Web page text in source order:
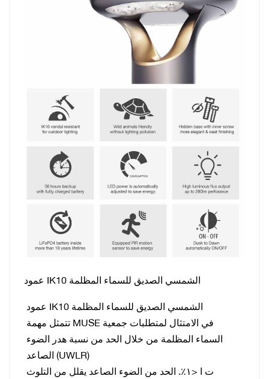
عمود IK10 الشمسي الصديق للسماء المظلمة
عمود IK10 الشمسي الصديق للسماء المظلمة
تتمثل مهمة MUSE في الامتثال لمتطلبات جمعية
السماء المظلمة من خلال الحد من نسبة هدر الضوء
الصاعد (UWLR)
ت
ا <١٪. الحد من الضوء الصاعد يقلل من التلوث